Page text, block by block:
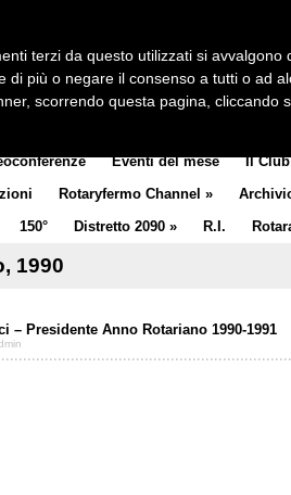
Eventi del mese Il Club
Rotaryfermo Channel »
150° Distretto 2090 » R.I.
1990
– Presidente Anno Rotariano 1990-1991
terzi da questo utilizzati si
di più o negare il consenso a tutti o ad
scorrendo questa pagina, cliccando